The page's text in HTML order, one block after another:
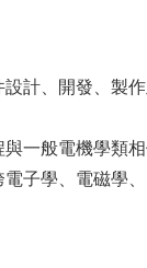
計、開發、製作
一般電機學類相
子學、電磁學